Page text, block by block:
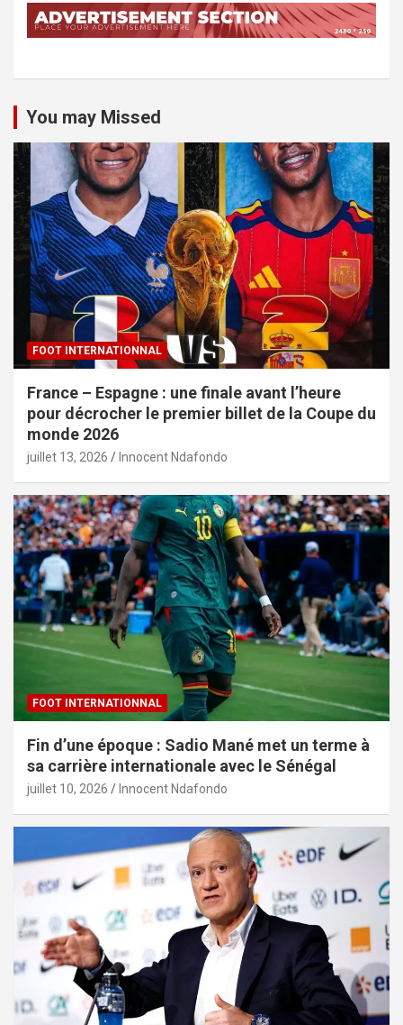
You may Missed
FOOT INTERNATIONNAL
France – Espagne : une finale avant l’heure
pour décrocher le premier billet de la Coupe du
monde 2026
juillet 13, 2026 Innocent Ndafondo
FOOT INTERNATIONNAL
Fin d’une époque : Sadio Mané met un terme à
sa carrière internationale avec le Sénégal
juillet 10, 2026 Innocent Ndafondo